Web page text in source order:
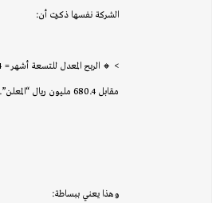
الشركة نفسها ذكرت أن:
> 🔸 الربح المعدل للتسعة أشهر = 358.4 مليون ريال
مقابل 680.4 مليون ريال “المعلن”.
وهذا يعني ببساطة: